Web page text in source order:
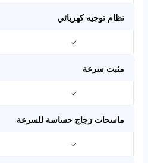
نظام توجيه كهربائي
✓
مثبت سرعة
✓
ماسحات زجاج حساسة للسرعة
✓